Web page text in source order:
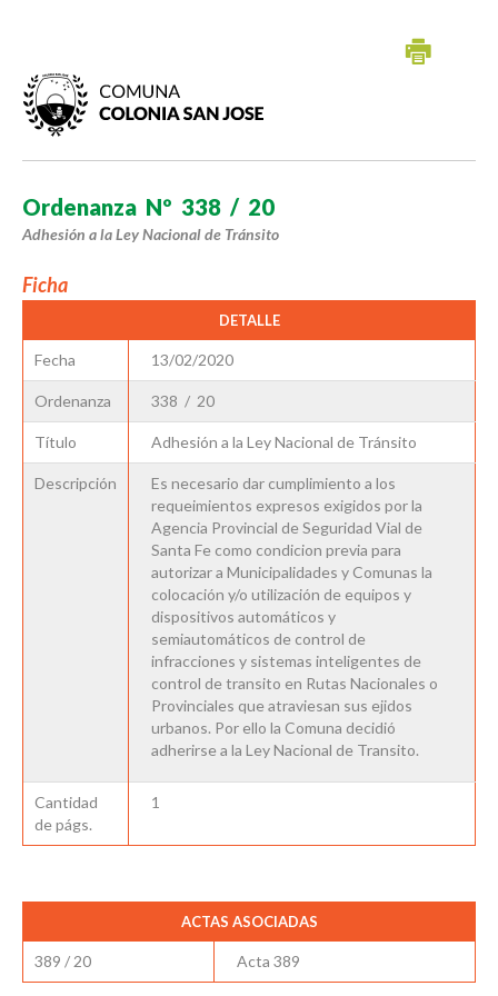
Ordenanza Nº 338 / 20
Adhesión a la Ley Nacional de Tránsito
Ficha
DETALLE
Fecha 13/02/2020
Ordenanza 338 / 20
Título Adhesión a la Ley Nacional de Tránsito
Descripción
Es necesario dar cumplimiento a los
requeimientos expresos exigidos por la
Agencia Provincial de Seguridad Vial de
Santa Fe como condicion previa para
autorizar a Municipalidades y Comunas la
colocación y/o utilización de equipos y
dispositivos automáticos y
semiautomáticos de control de
infracciones y sistemas inteligentes de
control de transito en Rutas Nacionales o
Provinciales que atraviesan sus ejidos
urbanos. Por ello la Comuna decidió
adherirse a la Ley Nacional de Transito.
Cantidad
de págs.
1
ACTAS ASOCIADAS
389 / 20 Acta 389